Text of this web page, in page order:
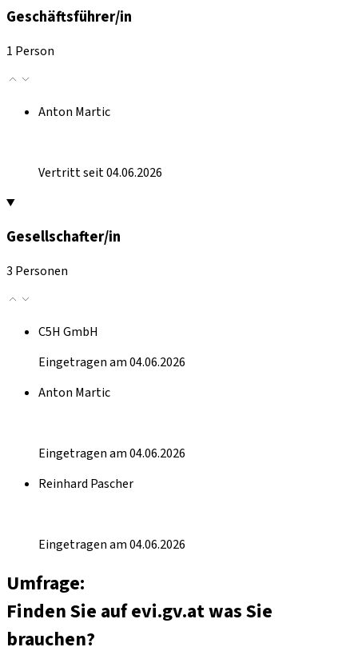
Geschäftsführer/in
1 Person
Anton Martic
Vertritt seit 04.06.2026
Gesellschafter/in
3 Personen
C5H GmbH
Eingetragen am 04.06.2026
Anton Martic
Eingetragen am 04.06.2026
Reinhard Pascher
Eingetragen am 04.06.2026
Umfrage:
Finden Sie auf evi.gv.at was Sie
brauchen?